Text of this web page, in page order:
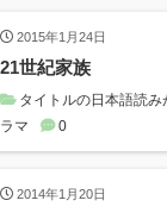
2015年1月24日
21世紀家族
タイトルの日本語読
ラマ
0
2014年1月20日